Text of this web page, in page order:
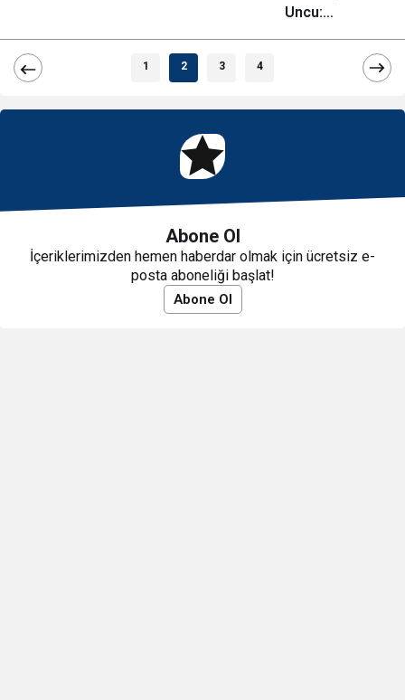
Uncu:
omuz omuza olmaya
1 2 3 4
Abone Ol
İçeriklerimizden hemen haberdar olmak için ücretsiz e-
posta aboneliği başlat!
Abone Ol